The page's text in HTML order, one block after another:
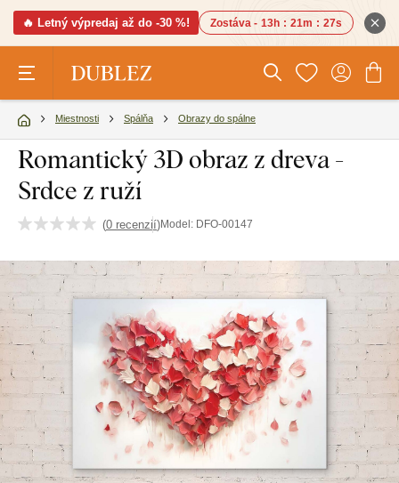
🔥 Letný výpredaj až do -30 %! Zostáva - 13h : 21m : 26s
Miestnosti Spálňa Obrazy do spálne
Romantický 3D obraz z dreva -
Srdce z ruží
(0 recenzií)Model: DFO-00147